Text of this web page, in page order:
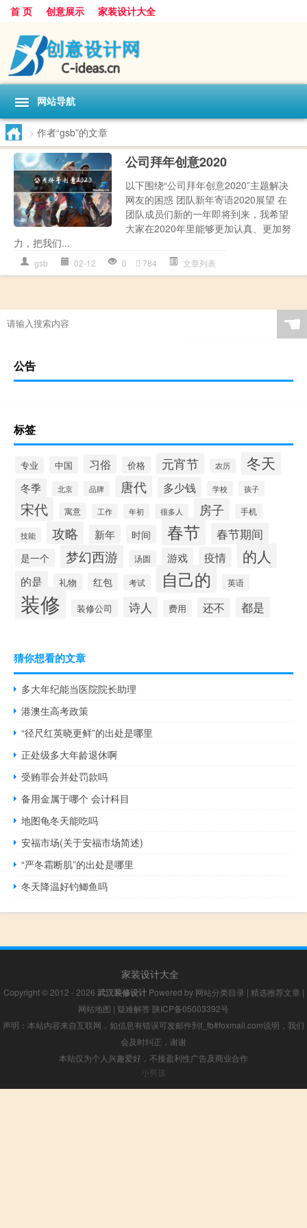
首 页 创意展示 家装设计大全
网站导航
> 作者“gsb”的文章
公司拜年创意2020
以下围绕“公司拜年创意2020”主题解决
网友的困惑 团队新年寄语2020展望 在
团队成员们新的一年即将到来，我希望
大家在2020年里能够更加认真、更加努
力，把我们...
gsb 02-12 0 784 文章列表
☚
公告
标签
专业 中国 习俗 价格 元宵节 农历 冬天
冬季 北京 品牌 唐代 多少钱 学校 孩子
宋代 寓意 工作 年初 很多人 房子 手机
技能 攻略 新年 时间 春节 春节期间
是一个 梦幻西游 汤圆 游戏 疫情 的人
的是 礼物 红包 考试 自己的 英语
装修 装修公司 诗人 费用 还不 都是
猜你想看的文章
多大年纪能当医院院长助理
港澳生高考政策
“径尺红英晓更鲜”的出处是哪里
正处级多大年龄退休啊
受贿罪会并处罚款吗
备用金属于哪个 会计科目
地图龟冬天能吃吗
安福市场(关于安福市场简述)
“严冬霜断肌”的出处是哪里
冬天降温好钓鲫鱼吗
家装设计大全
Copyright © 2012 - 2026 武汉装修设计Powered by 网站分类目录 | 精选推荐文章 |
网站地图 | 疑难解答 陕ICP备05003392号
声明：本站内容来自互联网，如信息有错误可发邮件到f_fb#foxmail.com说明，我们
会及时纠正，谢谢
本站仅为个人兴趣爱好，不接盈利性广告及商业合作
小男孩